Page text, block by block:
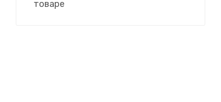
товаре